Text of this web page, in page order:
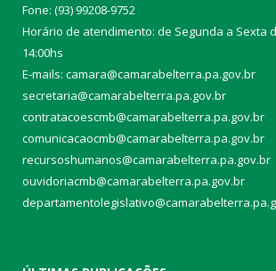
Fone: (93) 99208-9752
Horário de atendimento: de Segunda a Sexta
14:00hs
E-mails: camara@camarabelterra.pa.gov.br
secretaria@camarabelterra.pa.gov.br
contratacoescmb@camarabelterra.pa.gov.br
comunicacaocmb@camarabelterra.pa.gov.br
recursoshumanos@camarabelterra.pa.gov.br
ouvidoriacmb@camarabelterra.pa.gov.br